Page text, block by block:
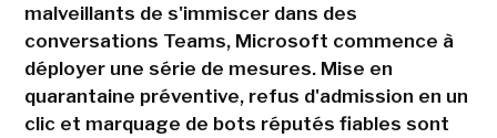
malveillants de s'immiscer dans des
conversations Teams, Microsoft commence à
déployer une série de mesures. Mise en
quarantaine préventive, refus d'admission en un
clic et marquage de bots réputés fiables sont